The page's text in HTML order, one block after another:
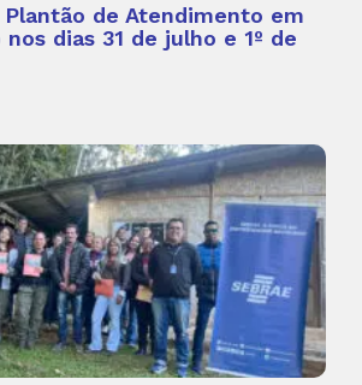
Plantão de Atendimento em
dias 31 de julho e 1º de